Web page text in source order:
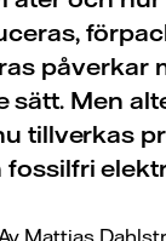
påverkar
sätt. Men
tillverkas
fossilfri
Mattias